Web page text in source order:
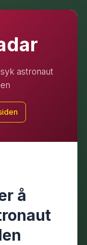
astronaut
å